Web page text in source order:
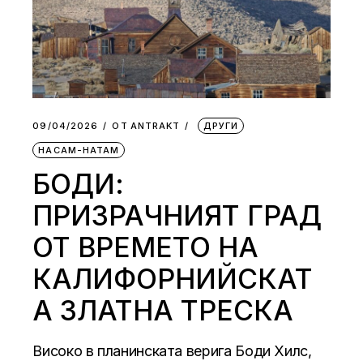
09/04/2026 ОТ АNTRAKT ДРУГИ
НАСАМ-НАТАМ
БОДИ:
ПРИЗРАЧНИЯТ ГРАД
ОТ ВРЕМЕТО НА
КАЛИФОРНИЙСКАТ
А ЗЛАТНА ТРЕСКА
Високо в планинската верига Боди Хилс,